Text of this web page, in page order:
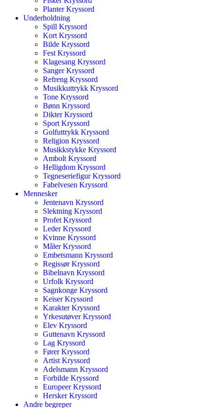
Planter Kryssord
Underholdning
Spill Kryssord
Kort Kryssord
Bilde Kryssord
Fest Kryssord
Klagesang Kryssord
Sanger Kryssord
Refreng Kryssord
Musikkuttrykk Kryssord
Tone Kryssord
Bønn Kryssord
Dikter Kryssord
Sport Kryssord
Golfuttrykk Kryssord
Religion Kryssord
Musikkstykke Kryssord
Ambolt Kryssord
Helligdom Kryssord
Tegneseriefigur Kryssord
Fabelvesen Kryssord
Mennesker
Jentenavn Kryssord
Slektning Kryssord
Profet Kryssord
Leder Kryssord
Kvinne Kryssord
Måler Kryssord
Embetsmann Kryssord
Regissør Kryssord
Bibelnavn Kryssord
Urfolk Kryssord
Sagnkonge Kryssord
Keiser Kryssord
Karakter Kryssord
Yrkesutøver Kryssord
Elev Kryssord
Guttenavn Kryssord
Lag Kryssord
Fører Kryssord
Artist Kryssord
Adelsmann Kryssord
Forbilde Kryssord
Europeer Kryssord
Hersker Kryssord
Andre begreper